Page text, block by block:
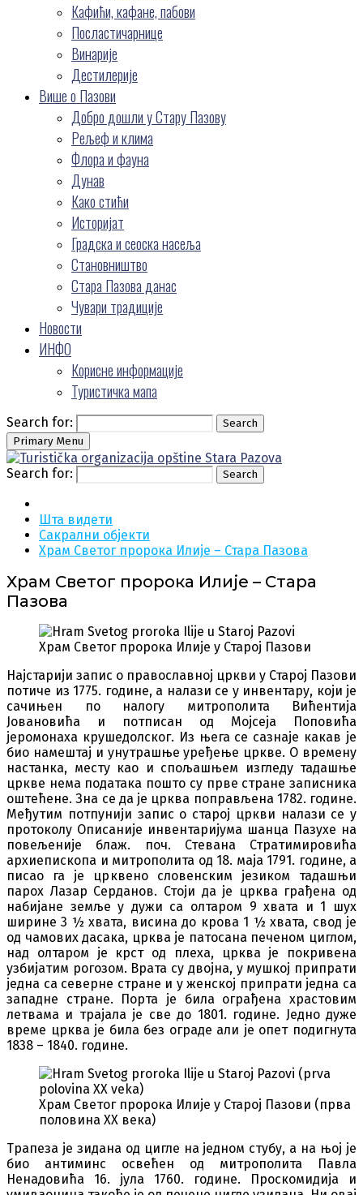
Кафићи, кафане, пабови
Посластичарнице
Винарије
Дестилерије
Више о Пазови
Добро дошли у Стару Пазову
Рељеф и клима
Флора и фауна
Дунав
Како стићи
Историјат
Градска и сеоска насеља
Становништво
Стара Пазова данас
Чувари традиције
Новости
ИНФО
Корисне информације
Туристичка мапа
Search for:
Search
Primary Menu
Search for: Search
Шта видети
Сакрални објекти
Храм Светог пророка Илије – Стара Пазова
Храм Светог пророка Илије – Стара
Пазова
Храм Светог пророка Илије у Старој Пазови
Најстарији запис о православној цркви у Старој Пазови
потиче из 1775. године, а налази се у инвентару, који је
сачињен по налогу митрополита Вићентија
Јовановића и потписан од Мојсеја Поповића
јеромонаха крушедолског. Из њега се сазнаје какав је
био намештај и унутрашње уређење цркве. О времену
настанка, месту као и спољашњем изгледу тадашње
цркве нема података пошто су прве стране записника
оштећене. Зна се да је црква поправљена 1782. године.
Међутим потпунији запис о старој цркви налази се у
протоколу Описаније инвентаријума шанца Пазухе на
повељеније блаж. поч. Стевана Стратимировића
архиепископа и митрополита од 18. маја 1791. године, а
писао га је црквено словенским језиком тадашњи
парох Лазар Серданов. Стоји да је црква грађена од
набијане земље у дужи са олтаром 9 хвата и 1 шух
ширине 3 ½ хвата, висина до крова 1 ½ хвата, свод је
од чамових дасака, црква је патосана печеном циглом,
над олтаром је крст од плеха, црква је покривена
узбијатим рогозом. Врата су двојна, у мушкој припрати
једна са северне стране и у женској припрати једна са
западне стране. Порта је била ограђена храстовим
летвама и трајала је све до 1801. године. Једно дуже
време црква је била без ограде али је опет подигнута
1838 – 1840. године.
Храм Светог пророка Илије у Старој Пазови (прва
половина XX века)
Трапеза је зидана од цигле на једном стубу, а на њој је
био антиминс освећен од митрополита Павла
Ненадовића 16. јула 1760. године. Проскомидија и